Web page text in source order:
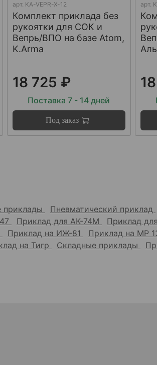
арт. KA-VEPR-X-12
Комплект приклада без
рукоятки для СОК и
Вепрь/ВПО на базе Atom,
K.Arma
18 725 ₽
Поставка 7 - 14 дней
Под заказ
арт.
приклады Пневматический приклад
Приклад для АК-74М
Приклад
Приклад на ИЖ-81 Приклад на МР
на Тигр Складные приклады